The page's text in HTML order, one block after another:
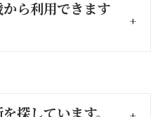
ら利用できます